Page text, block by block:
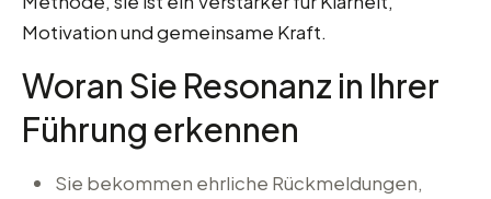
Motivation und gemeinsame Kraft.
Woran Sie Resonanz in Ihrer
Führung erkennen
Sie bekommen ehrliche Rückmeldungen,